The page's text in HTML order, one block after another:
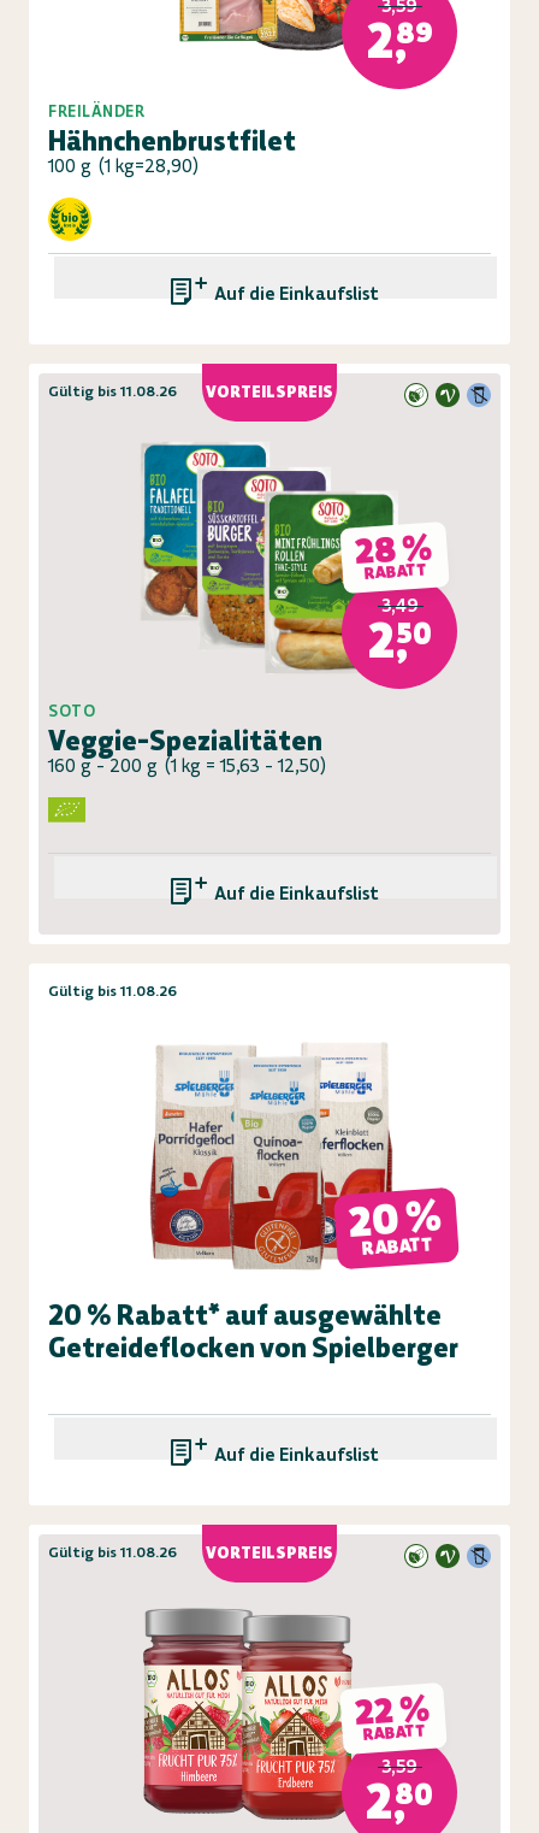
3,59
2,89
FREILÄNDER
Hähnchenbrustfilet
100 g (1 kg=28,90)
Auf die Einkaufsliste
VORTEILSPREIS
Gültig bis 11.08.26
28 %
RABATT
3,49
2,50
SOTO
Veggie-Spezialitäten
160 g - 200 g (1 kg = 15,63 - 12,50)
Auf die Einkaufsliste
Gültig bis 11.08.26
20 %
RABATT
20 % Rabatt* auf ausgewählte
Getreideflocken von Spielberger
Auf die Einkaufsliste
VORTEILSPREIS
Gültig bis 11.08.26
22 %
RABATT
3,59
2,80